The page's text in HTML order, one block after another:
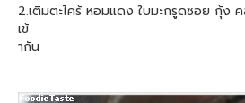
2.เติมตะไคร้ หอมแดง ใบมะกรูดซอย กุ้ง
เข้
ากัน